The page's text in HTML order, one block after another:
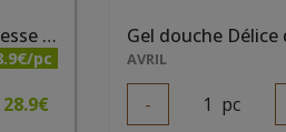
Gel douche au lait d'ânesse 500ml
pc
28.9€
AVRIL
- 1 pc